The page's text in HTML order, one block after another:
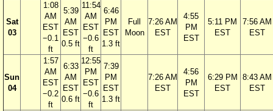
Sat
03
1:08
AM
EST
−0.1
ft
5:39
AM
EST
0.5 ft
11:54
AM
EST
−0.6
ft
6:46
PM
EST
1.3 ft
Full
Moon
7:26 AM
EST
4:55
PM
EST
5:11 PM
EST
7:56 AM
EST
Sun
04
1:57
AM
EST
−0.2
ft
6:33
AM
EST
0.6 ft
12:55
PM
EST
−0.6
ft
7:39
PM
EST
1.3 ft
7:26 AM
EST
4:56
PM
EST
6:29 PM
EST
8:43 AM
EST